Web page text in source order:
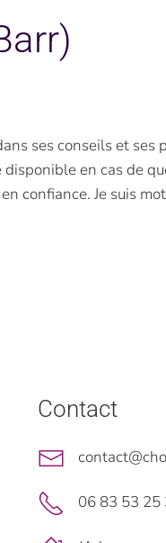
ses conseils et ses
en cas de
confiance. Je suis
Contact
06 83 53 25